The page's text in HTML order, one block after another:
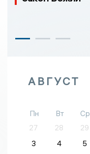
АВГУСТ
Пн Вт Ср
27
28 29
3
4 5